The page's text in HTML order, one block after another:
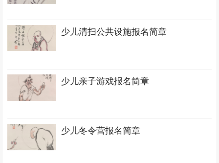
少儿清扫公共设施报名简章
少儿亲子游戏报名简章
少儿冬令营报名简章